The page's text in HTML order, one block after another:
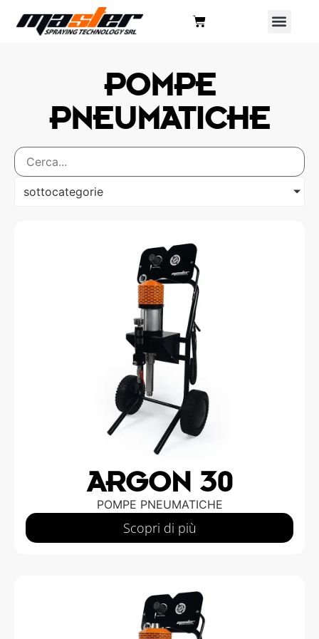
POMPE
PNEUMATICHE
sottocategorie
ARGON 30
POMPE PNEUMATICHE
Scopri di più